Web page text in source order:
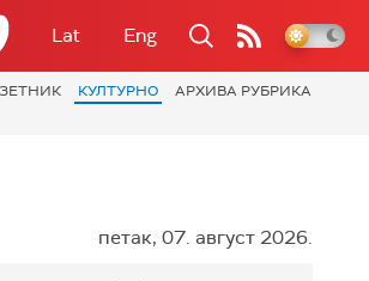
Lat Eng
КУЛТУРНО
АРХИВА РУБРИКА
петак, 07. август 2026.